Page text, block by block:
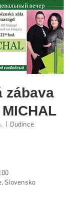
zábava
Dudince
Slovensko